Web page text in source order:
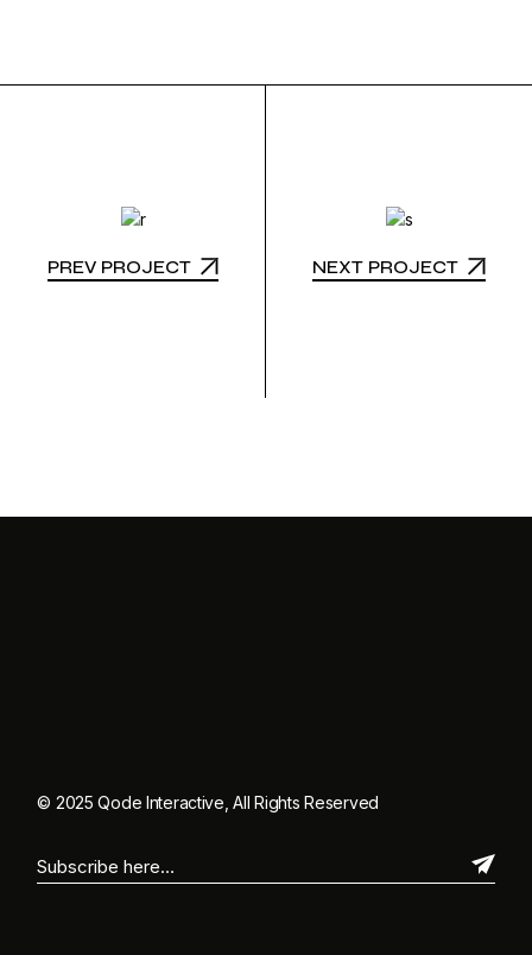
PREV PROJECT NEXT PROJECT
© 2025Qode Interactive , All Rights Reserved